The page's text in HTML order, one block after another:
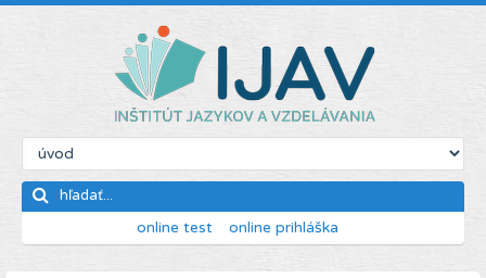
online test online prihláška